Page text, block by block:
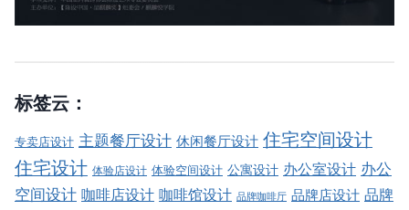
标签云：
专卖店设计 主题餐厅设计 休闲餐厅设计 住宅空间设计
住宅设计 体验店设计 体验空间设计 公寓设计 办公室设计 办公
空间设计 咖啡店设计 咖啡馆设计 品牌咖啡厅 品牌店设计 品牌